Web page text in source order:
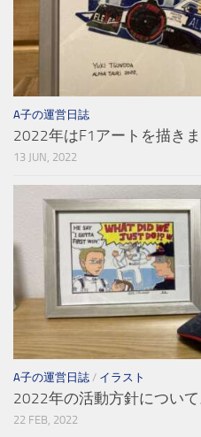
A子の運営日誌
2022年はF1アートを描きま
13 JUN, 2022
A子の運営日誌 / イラスト
2022年の活動方針につい
22 FEB, 2022